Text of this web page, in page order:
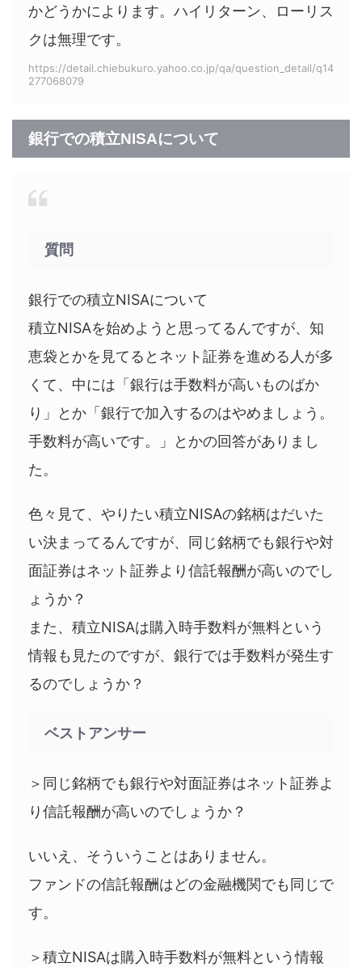
かどうかによります。ハイリターン、ローリス
クは無理です。
https://detail.chiebukuro.yahoo.co.jp/qa/question_detail/q14
277068079
銀行での積立NISAについて
質問
銀行での積立NISAについて
積立NISAを始めようと思ってるんですが、知
恵袋とかを見てるとネット証券を進める人が多
くて、中には「銀行は手数料が高いものばか
り」とか「銀行で加入するのはやめましょう。
手数料が高いです。」とかの回答がありまし
た。
色々見て、やりたい積立NISAの銘柄はだいた
い決まってるんですが、同じ銘柄でも銀行や対
面証券はネット証券より信託報酬が高いのでし
ょうか？
また、積立NISAは購入時手数料が無料という
情報も見たのですが、銀行では手数料が発生す
るのでしょうか？
ベストアンサー
＞同じ銘柄でも銀行や対面証券はネット証券よ
り信託報酬が高いのでしょうか？
いいえ、そういうことはありません。
ファンドの信託報酬はどの金融機関でも同じで
す。
＞積立NISAは購入時手数料が無料という情報